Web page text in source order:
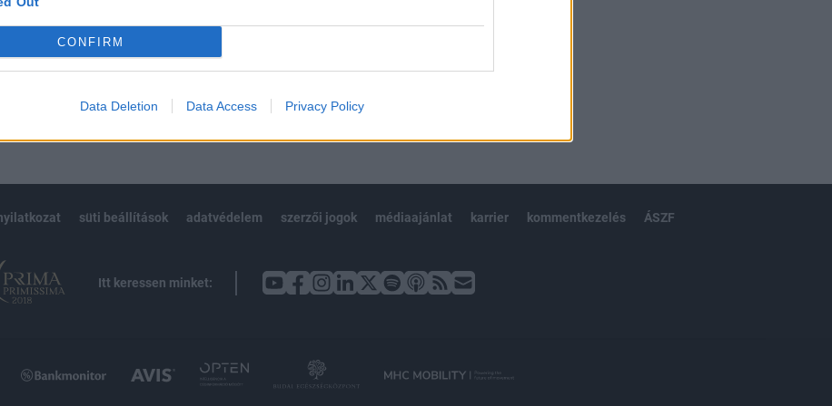
CONFIRM
Data Deletion Data Access Privacy Policy
Előfizetés
BEJELENTKEZÉS
süti beállítások adatvédelem szerzői jogok médiaajánlat karrier kommentkezelés ÁSZF
Itt keressen minket: